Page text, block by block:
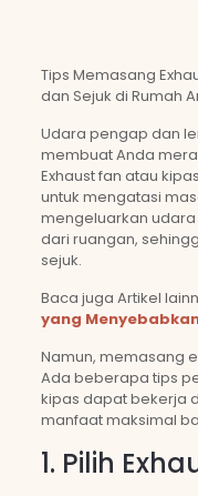
Tips Memasang
dan Sejuk di Rumah
Udara pengap dan
membuat Anda
Exhaust fan atau
untuk mengatasi
mengeluarkan
dari ruangan,
sejuk.
Baca juga Artikel
yang
Namun, memasang
Ada beberapa tips
kipas dapat bekerja
manfaat maksimal
1. Pilih